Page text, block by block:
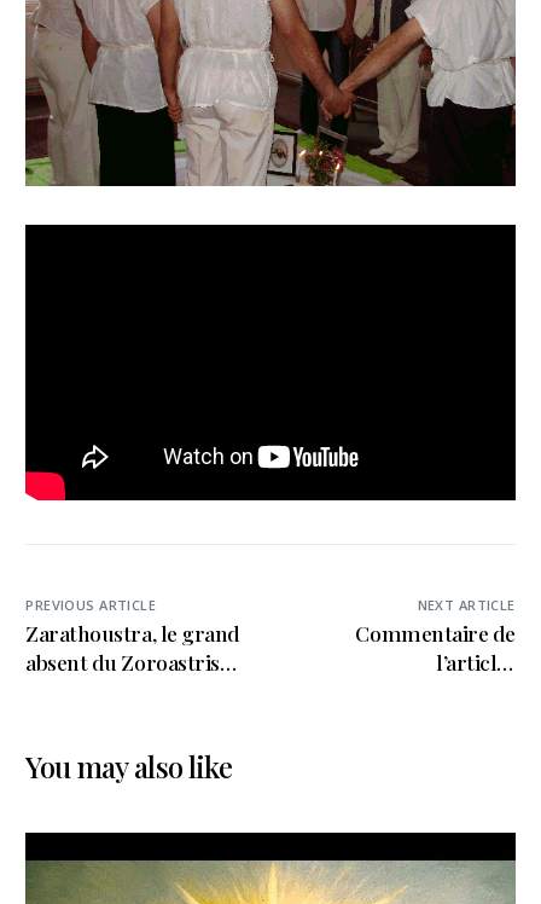
PREVIOUS ARTICLE
Zarathoustra, le grand
absent du Zoroastrisme
NEXT ARTICLE
Commentaire de
l’article :
You may also like